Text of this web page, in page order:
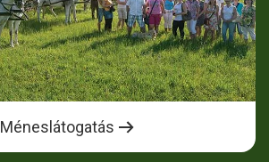
Méneslátogatás